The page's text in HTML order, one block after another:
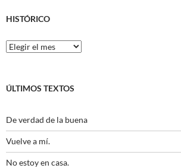
HISTÓRICO
Histórico
ÚLTIMOS TEXTOS
De verdad de la buena
Vuelve a mí.
No estoy en casa.